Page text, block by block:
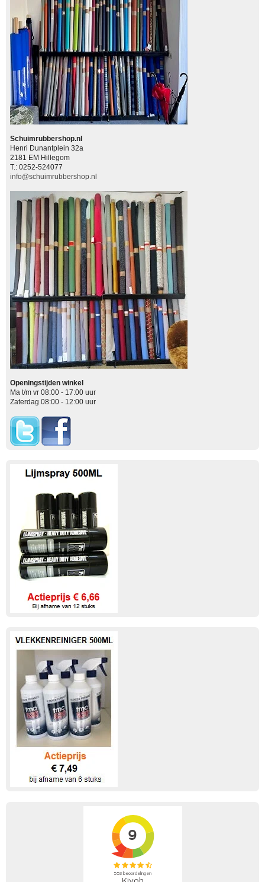
Schuimrubbershop.nl
Henri Dunantplein 32a
2181 EM Hillegom
T.: 0252-524077
info@schuimrubbershop.nl
Openingstijden winkel
Ma t/m vr 08:00 - 17:00 uur
Zaterdag 08:00 - 12:00 uur